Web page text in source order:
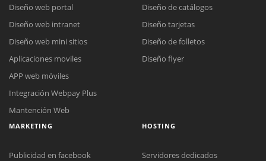
Diseño web portal
Diseño web intranet
Diseño web mini sitios
Aplicaciones moviles
APP web móviles
Integración Webpay Plus
Mantención Web
Diseño de catálogos
Diseño tarjetas
Diseño de folletos
Diseño flyer
MARKETING
Publicidad en facebook
HOSTING
Servidores dedicados